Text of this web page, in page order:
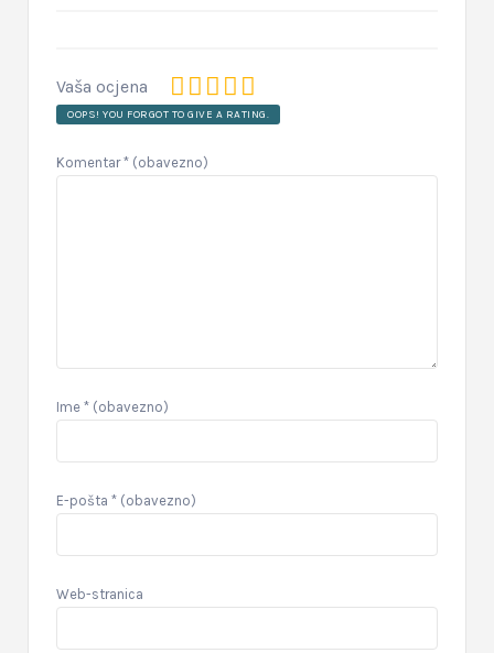
Vaša ocjena
OOPS! YOU FORGOT TO GIVE A RATING.
Komentar* (obavezno)
Ime * (obavezno)
E-pošta * (obavezno)
Web-stranica